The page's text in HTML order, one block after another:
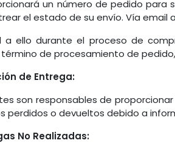
un número de pedido para
el estado de su envío. Vía email a
a ello durante el proceso de
de procesamiento de
de Entrega:
son responsables de
perdidos o devueltos debido a
No Realizadas: